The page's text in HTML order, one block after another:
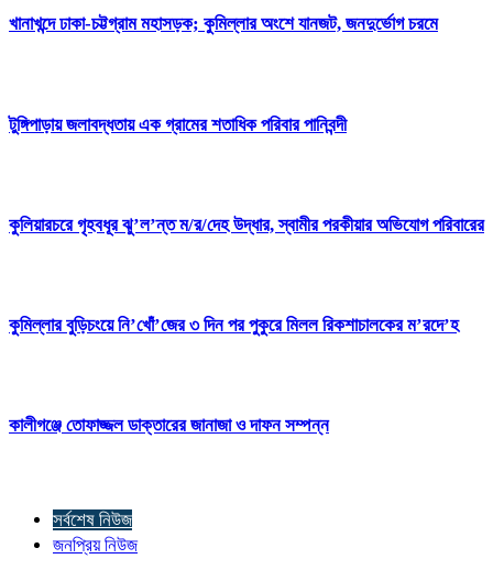
খানাখন্দে ঢাকা-চট্টগ্রাম মহাসড়ক; কুমিল্লার অংশে যানজট, জনদুর্ভোগ চরমে
টুঙ্গিপাড়ায় জলাবদ্ধতায় এক গ্রামের শতাধিক পরিবার পানিবন্দী
কুলিয়ারচরে গৃহবধূর ঝু’ল’ন্ত ম/র/দেহ উদ্ধার, স্বামীর পরকীয়ার অভিযোগ পরিবারের
কুমিল্লার বুড়িচংয়ে নি’খোঁ’জের ৩ দিন পর পুকুরে মিলল রিকশাচালকের ম’রদে’হ
কালীগঞ্জে তোফাজ্জল ডাক্তারের জানাজা ও দাফন সম্পন্ন
সর্বশেষ নিউজ
জনপ্রিয় নিউজ